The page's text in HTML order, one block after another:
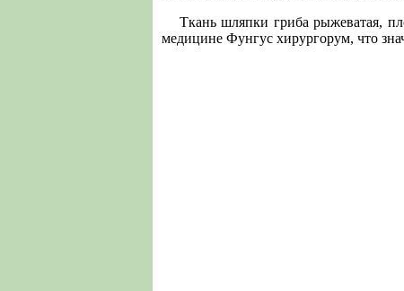
Ткань шляпки гриба рыжеватая,
медицине Фунгус хирургорум, что